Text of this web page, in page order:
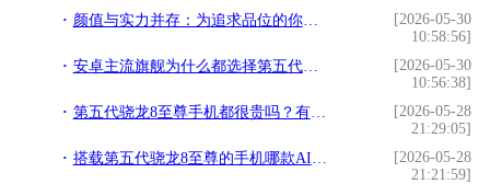
颜值与实力并存：为追求品位的你推荐两款美学性能旗舰
[2026-05-30
10:58:56]
安卓主流旗舰为什么都选择第五代骁龙8至尊版芯片？
[2026-05-30
10:56:38]
第五代骁龙8至尊手机都很贵吗？有没有便宜又好用的机型？
[2026-05-28
21:29:05]
搭载第五代骁龙8至尊的手机哪款AI体验最好？
[2026-05-28
21:21:59]